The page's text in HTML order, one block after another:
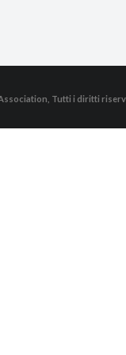
Association, Tutti i diritti